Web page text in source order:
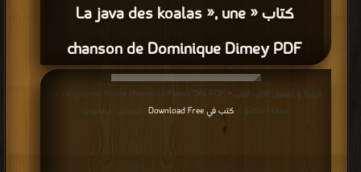
كتاب « La java des koalas », une
chanson de Dominique Dimey PDF
قراءة و تحميل كتاب كتاب « Le kangourou », une chanson d’Henri Dès PDF
مجانا | مكتبة >كتب في Download Free | التحميل : مرة/مرات